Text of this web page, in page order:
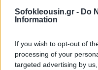
Sofokleousin.gr - Do
Information
If you wish to opt-out of
processing of your
targeted advertising by